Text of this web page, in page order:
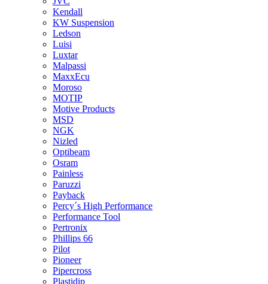
Kendall
KW Suspension
Ledson
Luisi
Luxtar
Malpassi
MaxxEcu
Moroso
MOTIP
Motive Products
MSD
NGK
Nizled
Optibeam
Osram
Painless
Paruzzi
Payback
Percy´s High Performance
Performance Tool
Pertronix
Phillips 66
Pilot
Pioneer
Pipercross
Plastidip